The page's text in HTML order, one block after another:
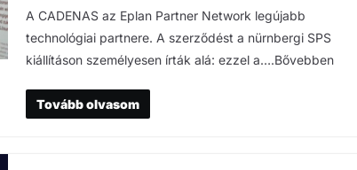
A CADENAS az Eplan Partner Network legújabb
technológiai partnere. A szerződést a nürnbergi SPS
kiállításon személyesen írták alá: ezzel a….Bővebben
Tovább olvasom